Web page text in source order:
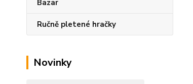
Bazar
Ručně pletené hračky
Novinky